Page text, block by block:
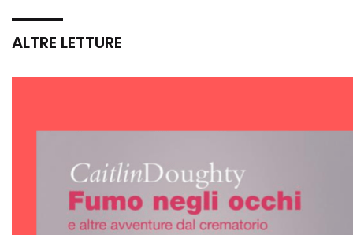
ALTRE LETTURE